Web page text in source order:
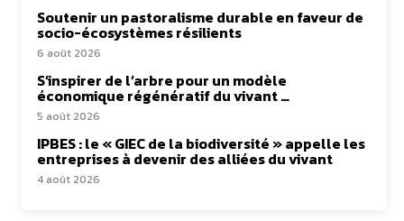
Soutenir un pastoralisme durable en faveur de
socio-écosystèmes résilients
6 août 2026
S’inspirer de l’arbre pour un modèle
économique régénératif du vivant …
5 août 2026
IPBES : le « GIEC de la biodiversité » appelle les
entreprises à devenir des alliées du vivant
4 août 2026